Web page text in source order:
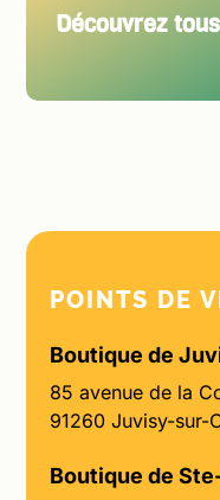
Découvrez
POINTS DE
Boutique de
85 avenue de la
91260 Juvisy-sur-
Boutique de